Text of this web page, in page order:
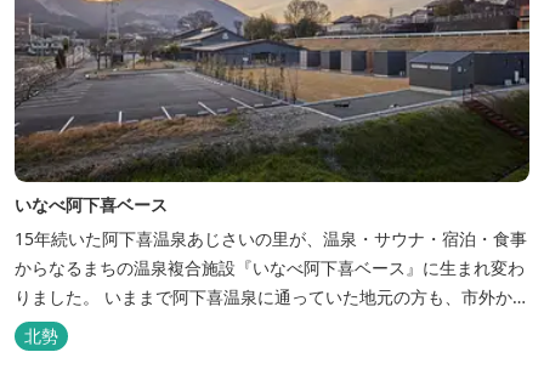
いなべ阿下喜ベース
15年続いた阿下喜温泉あじさいの里が、温泉・サウナ・宿泊・食事
からなるまちの温泉複合施設『いなべ阿下喜ベース』に生まれ変わ
りました。 いままで阿下喜温泉に通っていた地元の方も、市外から
いなべ市に遊びに来られる方も楽しめる施設になります。今まで人
気だった温泉はそのままに、サウナエリアやコンテナタイプの宿
北勢